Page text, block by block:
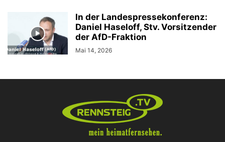
In der Landespressekonferenz:
Daniel Haseloff, Stv. Vorsitzender
der AfD-Fraktion
Mai 14, 2026